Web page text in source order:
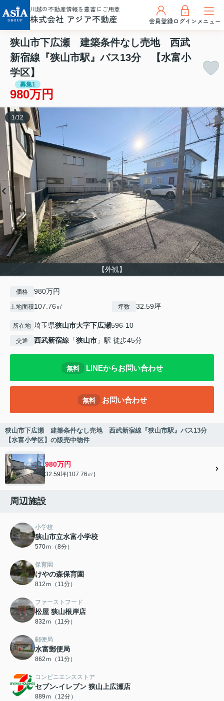
川越の不動産情報を豊富にご用意
株式会社 アジア不動産 会員登録ログインメニュー
狭山市下広瀬 建築条件なし売地 西武
新宿線『狭山市駅』バス13分 【水富小
学区】
募集1
980万円
【外観】
1 /12
価格 980万円
土地面積107.76㎡ 坪数 32.59坪
所在地 埼玉県狭山市大字下広瀬596-10
交通 西武新宿線 「狭山市 」駅 徒歩45分
無料 LINEからお問い合わせ
無料 お問い合わせ
狭山市下広瀬 建築条件なし売地 西武新宿線『狭山市駅』バス13分
【水富小学区】の販売中物件
980万円
32.59坪(107.76㎡)
周辺施設
小学校
狭山市立水富小学校
570ｍ（8分）
保育園
けやの森保育園
812ｍ（11分）
ファーストフード
松屋 狭山根岸店
832ｍ（11分）
郵便局
水富郵便局
862ｍ（11分）
コンビニエンスストア
セブン‐イレブン 狭山上広瀬店
889ｍ（12分）